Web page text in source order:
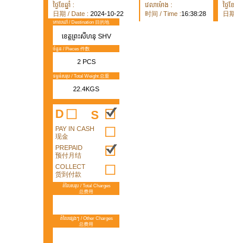
ថ្ងៃខែឆ្នាំ :
日期 / Date : 2024-10-22
វេលាម៉ោង :
时间 / Time :16:38:28
ថ្ងៃខ
日
គោលដៅ / Destination 目的地
ខេត្តព្រះសីហនុ SHV
ចំនួន / Pieces 件数
2 PCS
ទម្ងន់សរុប / Total Weight 总重
22.4KGS
D S
PAY IN CASH
现金
PREPAID
预付月结
COLLECT
货到付款
តំលៃសរុប / Total Charges
总费用
តំលៃផ្សេងៗ / Other Charges
总费用